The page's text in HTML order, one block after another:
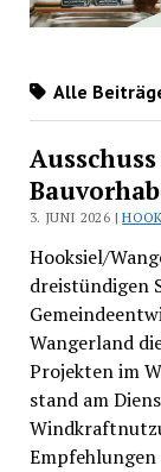
Alle
3. JUNI 2026 |
Hooksiel/
dreistündigen
Wangerland
Projekten im
stand am
Empfehlungen